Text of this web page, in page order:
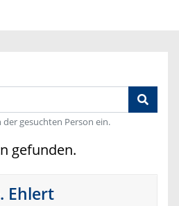
gesuchten Person ein.
gefunden.
Ehlert